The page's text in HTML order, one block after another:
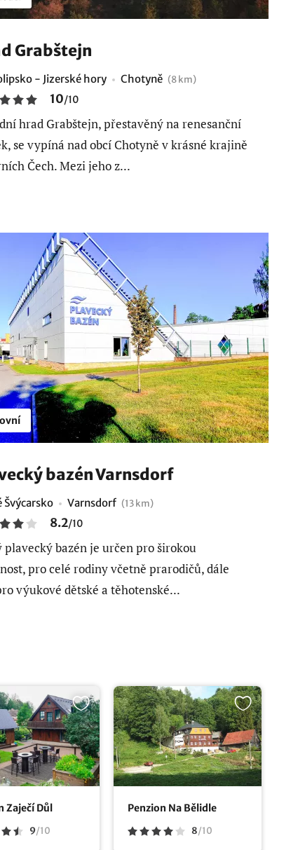
Grabštejn
- Jizerské hory Chotyně (8 km)
10/10
hrad Grabštejn, přestavěný na renesanční
se vypíná nad obcí Chotyně v krásné krajině
Čech. Mezi jeho z...
bazén Varnsdorf
Švýcarsko Varnsdorf (13 km)
8.2/10
plavecký bazén je určen pro širokou
pro celé rodiny včetně prarodičů, dále
výukové dětské a těhotenské...
Zaječí Důl
9/10
Penzion Na Bělidle
8/10